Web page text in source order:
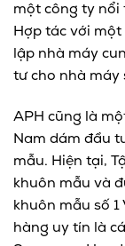
một công ty nổi
Hợp tác với
lập nhà máy
tư cho nhà máy
APH cũng là
Nam dám đầu
mẫu. Hiện tại,
khuôn mẫu và
khuôn mẫu số
hàng uy tín là